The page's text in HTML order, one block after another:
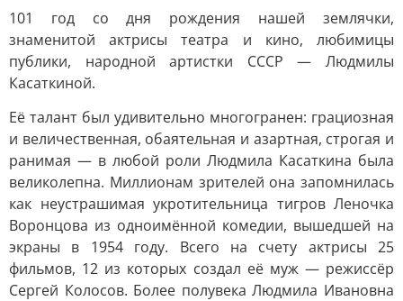
101 год со дня рождения нашей землячки,
знаменитой актрисы театра и кино, любимицы
публики, народной артистки СССР — Людмилы
Касаткиной.
Её талант был удивительно многогранен: грациозная
и величественная, обаятельная и азартная, строгая и
ранимая — в любой роли Людмила Касаткина была
великолепна. Миллионам зрителей она запомнилась
как неустрашимая укротительница тигров Леночка
Воронцова из одноимённой комедии, вышедшей на
экраны в 1954 году. Всего на счету актрисы 25
фильмов, 12 из которых создал её муж — режиссёр
Сергей Колосов. Более полувека Людмила Ивановна